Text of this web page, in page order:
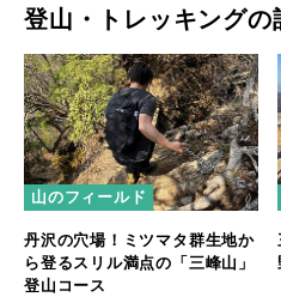
登山・トレッキングの
山のフィールド
丹沢の穴場！ミツマタ群生地か
ら登るスリル満点の「三峰山」
登山コース